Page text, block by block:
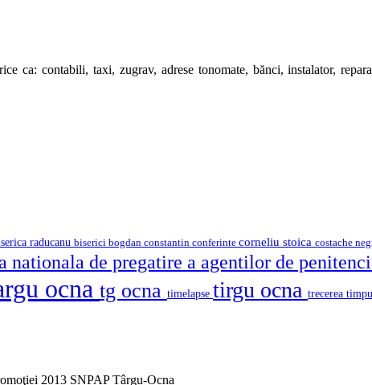
ca: contabili, taxi, zugrav, adrese tonomate, bănci, instalator,
raducanu biserici bogdan constantin conferinte corneliu stoica costache
nationala de pregatire a agentilor de
ocna tg ocna timelapse tirgu ocna trecerea
2013 SNPAP Târgu-Ocna